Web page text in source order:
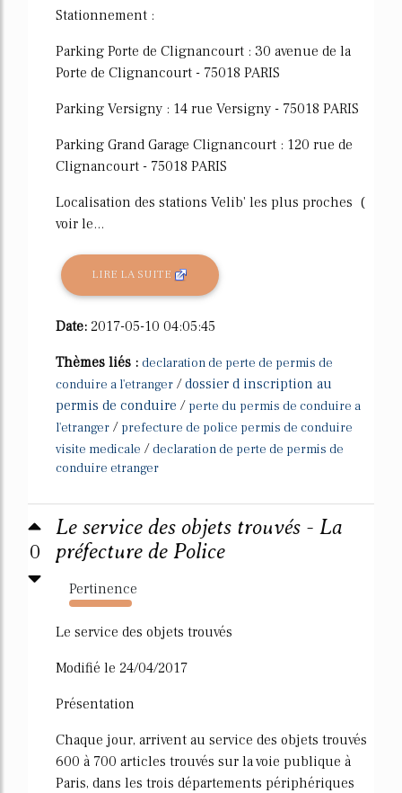
Stationnement :
Parking Porte de Clignancourt : 30 avenue de la
Porte de Clignancourt - 75018 PARIS
Parking Versigny : 14 rue Versigny - 75018 PARIS
Parking Grand Garage Clignancourt : 120 rue de
Clignancourt - 75018 PARIS
Localisation des stations Velib' les plus proches (
voir le...
LIRE LA SUITE
Date: 2017-05-10 04:05:45
Thèmes liés : declaration de perte de permis de
conduire a l'etranger /dossier d inscription au
permis de conduire / perte du permis de conduire a
l'etranger / prefecture de police permis de conduire
visite medicale / declaration de perte de permis de
conduire etranger
0
Le service des objets trouvés - La
préfecture de Police
Pertinence
171%
Le service des objets trouvés
Modifié le 24/04/2017
Présentation
Chaque jour, arrivent au service des objets trouvés
600 à 700 articles trouvés sur la voie publique à
Paris, dans les trois départements périphériques